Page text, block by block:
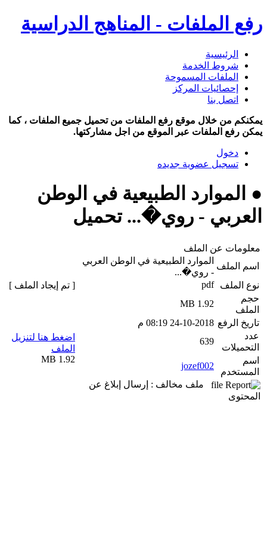
رفع الملفات - المناهج الدراسية
الرئيسية
شروط الخدمة
الملفات المسموحة
إحصائيات المركز
اتصل بنا
يمكنكم من خلال موقع رفع الملفات من تحميل جميع الملفات ، كما
يمكن رفع الملفات عبر الموقع من اجل مشاركتها.
دخول
تسجيل عضوية جديده
● الموارد الطبيعية في الوطن
العربي - روي�... تحميل
معلومات عن الملف
اسم الملف
الموارد الطبيعية في الوطن العربي
- روي�...
نوع الملف
pdf
حجم
الملف
1.92 MB
تاريخ الرفع 24-10-2018 08:19 م
عدد
التحميلات
639
اسم
المستخدم
jozef002
ملف مخالف : إرسال إبلاغ عن
المحتوى
[ تم إيجاد الملف ]
اضغط هنا لتنزيل
الملف
1.92 MB